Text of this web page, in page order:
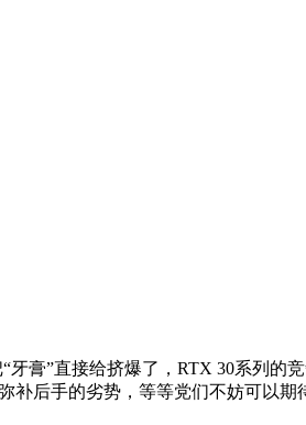
膏”直接给挤爆了，RTX 30系列的
后手的劣势，等等党们不妨可以期